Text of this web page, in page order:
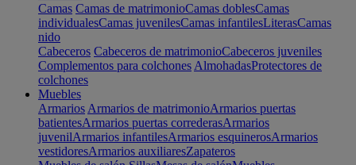
Camas Camas de matrimonioCamas doblesCamas
individualesCamas juvenilesCamas infantilesLiterasCamas
nido
Cabeceros Cabeceros de matrimonioCabeceros juveniles
Complementos para colchones AlmohadasProtectores de
colchones
Muebles
Armarios Armarios de matrimonioArmarios puertas
batientesArmarios puertas correderasArmarios
juvenilArmarios infantilesArmarios esquinerosArmarios
vestidoresArmarios auxiliaresZapateros